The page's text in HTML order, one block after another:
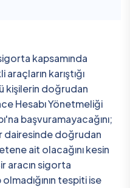
kapsamında
karıştığı
kişilerin doğrudan
Hesabı Yönetmeliği
başvuramayacağını;
dairesinde doğrudan
ait olacağını kesin
aracın sigorta
tespiti ise